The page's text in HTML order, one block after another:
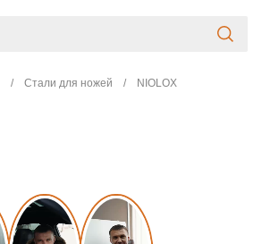
/ Стали для ножей / NIOLOX